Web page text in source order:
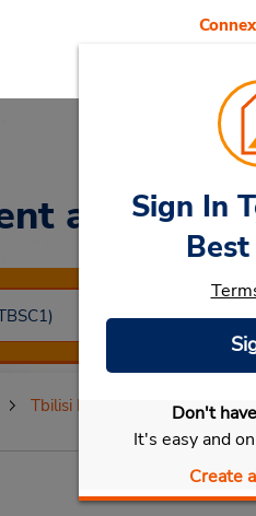
a Carat
Sign In
Don't
It's easy and
Create
Tbilisi Downtown